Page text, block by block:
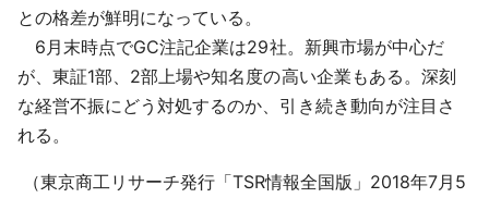
との格差が鮮明になっている。
6月末時点でGC注記企業は29社。新興市場が中心だ
が、東証1部、2部上場や知名度の高い企業もある。深刻
な経営不振にどう対処するのか、引き続き動向が注目さ
れる。
（東京商工リサーチ発行「TSR情報全国版」2018年7月5